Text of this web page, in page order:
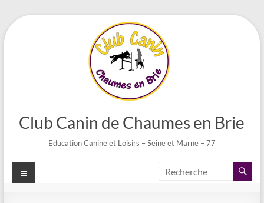
Aller
au
Club Canin de Chaumes en Brie
Education Canine et Loisirs – Seine et Marne – 77
Menu